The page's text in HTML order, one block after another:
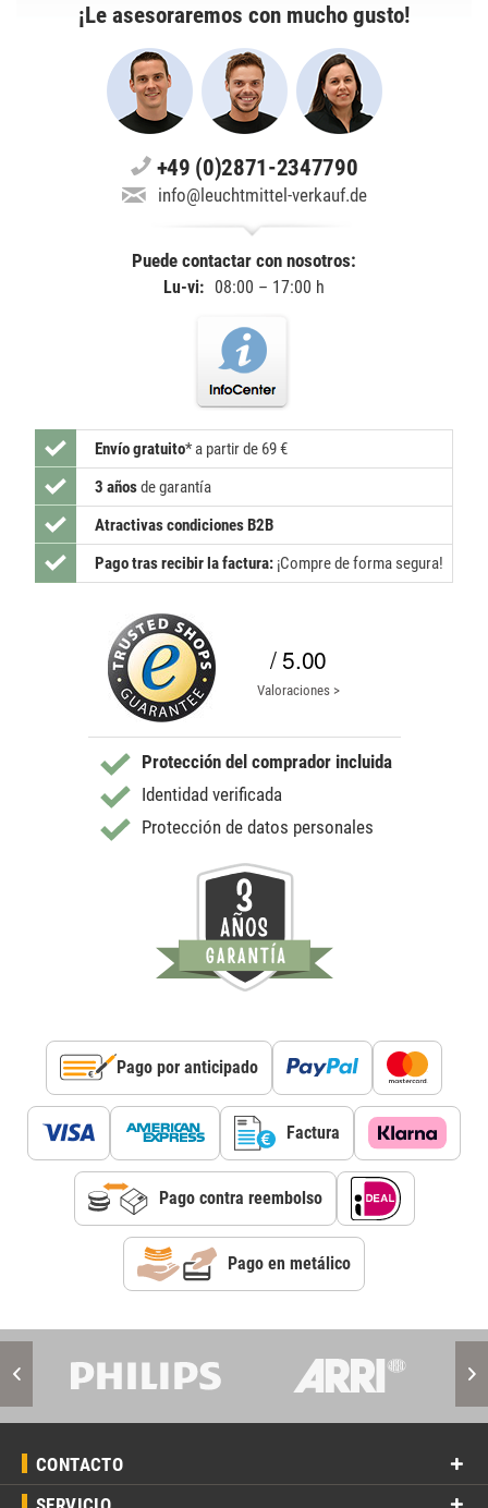
¡Le asesoraremos con mucho gusto!
+49 (0)2871-2347790
info@leuchtmittel-verkauf.de
Puede contactar con nosotros:
Lu-vi: 08:00 – 17:00 h
Envío gratuito* a partir de 69 €
3 añosde garantía
Atractivas condiciones B2B
Pago tras recibir la factura: ¡Compre de forma segura!
/ 5.00
Valoraciones >
Protección del comprador incluida
Identidad verificada
Protección de datos personales
Pago por anticipado
Factura
Pago contra reembolso
Pago en metálico
CONTACTO